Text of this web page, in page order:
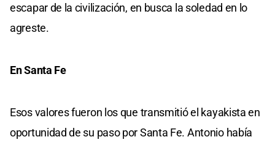
escapar de la civilización, en busca la soledad en lo
agreste.
En Santa Fe
Esos valores fueron los que transmitió el kayakista en
oportunidad de su paso por Santa Fe. Antonio había